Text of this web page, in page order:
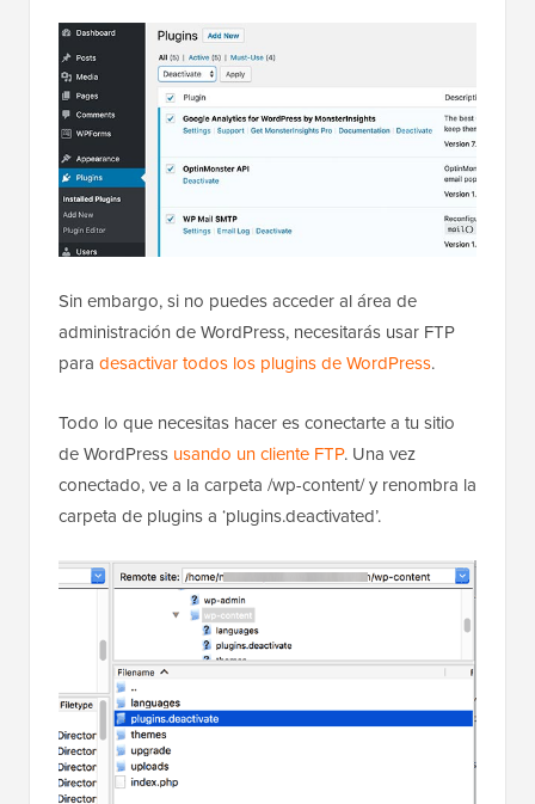
Sin embargo, si no puedes acceder al área de
administración de WordPress, necesitarás usar FTP
para desactivar todos los plugins de WordPress.
Todo lo que necesitas hacer es conectarte a tu sitio
de WordPress usando un cliente FTP. Una vez
conectado, ve a la carpeta /wp-content/ y renombra la
carpeta de plugins a ‘plugins.deactivated’.